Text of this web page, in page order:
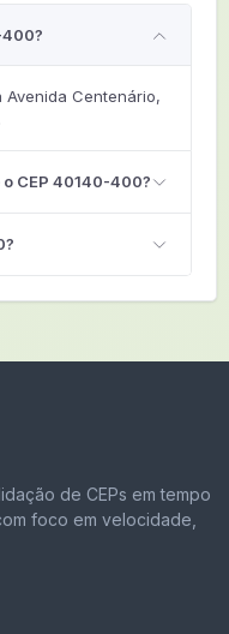
400?
Avenida Centenário,
CEP 40140-400?
de CEPs em tempo
foco em velocidade,